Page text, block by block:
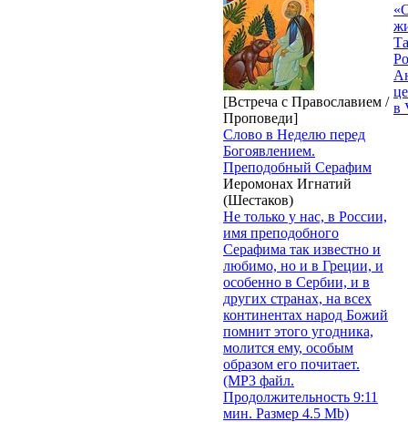
[Встреча с Православием /
Проповеди]
Слово в Неделю перед
Богоявлением.
Преподобный Серафим
Иеромонах Игнатий
(Шестаков)
Не только у нас, в России,
имя преподобного
Серафима так известно и
любимо, но и в Греции, и
особенно в Сербии, и в
других странах, на всех
континентах народ Божий
помнит этого угодника,
молится ему, особым
образом его почитает.
(MP3 файл.
Продолжительность 9:11
мин. Размер 4.5 Mb)
в